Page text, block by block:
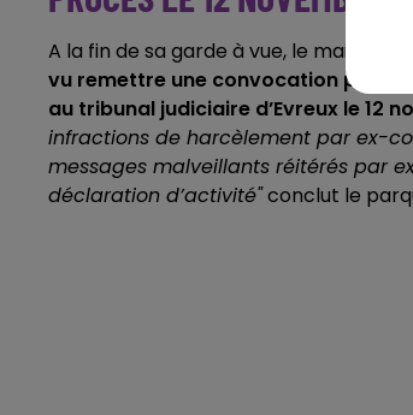
A la fin de sa garde à vue, le maire de
vu remettre une convocation par
au tribunal judiciaire d’Evreux le 12
infractions de harcèlement par ex-
messages malveillants réitérés par
déclaration d’activité"conclut le